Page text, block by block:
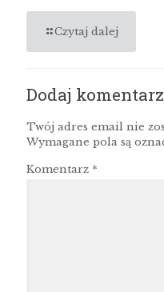
Czytaj dalej
Dodaj komentarz
Twój adres email nie
Wymagane pola są
Komentarz *